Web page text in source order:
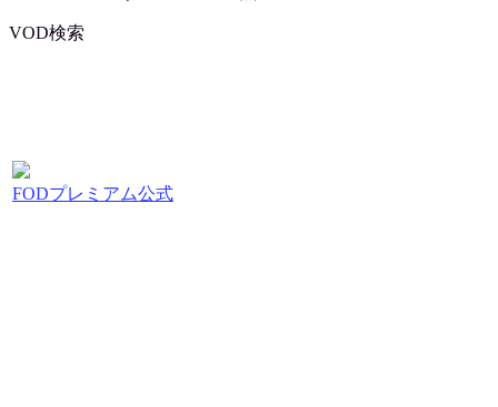
VOD検索
FODプレミアム公式